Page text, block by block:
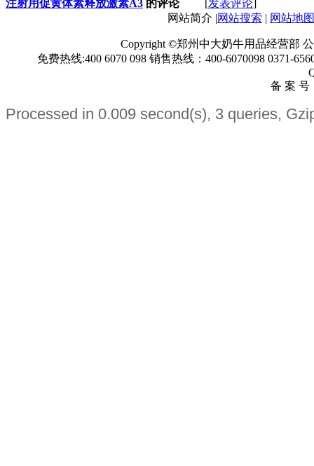
注射用促黄体素释放激素A3 的评论[发表评论]
网站简介 |网站搜索 | 网站地图
Copyright ©郑州中大奶牛用品经营部
免费热线:400 6070 098 销售热线：400-6070098 0371-
备 案 号
Processed in 0.009 second(s), 3 queries,